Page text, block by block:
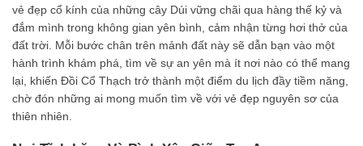
vẻ đẹp cổ kính của những cây Dúi vững chãi qua hàng thế kỷ và
đắm mình trong không gian yên bình, cảm nhận từng hơi thở của
đất trời. Mỗi bước chân trên mảnh đất này sẽ dẫn bạn vào một
hành trình khám phá, tìm về sự an yên mà ít nơi nào có thể mang
lại, khiến Đồi Cổ Thạch trở thành một điểm du lịch đầy tiềm năng,
chờ đón những ai mong muốn tìm về với vẻ đẹp nguyên sơ của
thiên nhiên.